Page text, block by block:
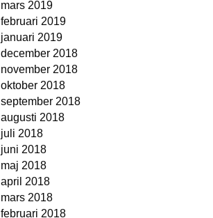
mars 2019
februari 2019
januari 2019
december 2018
november 2018
oktober 2018
september 2018
augusti 2018
juli 2018
juni 2018
maj 2018
april 2018
mars 2018
februari 2018